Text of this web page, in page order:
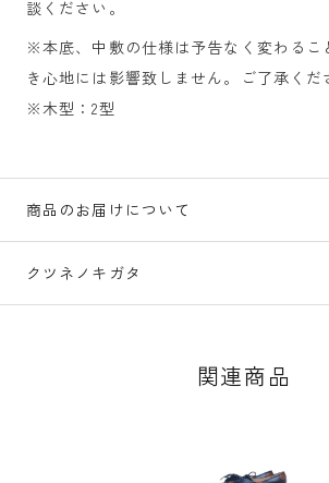
談ください。
※本底、中敷の仕様は予告なく変わるこ
き心地には影響致しません。ご了承くだ
※木型：2型
商品のお届けについて
クツネノキガタ
関連商品